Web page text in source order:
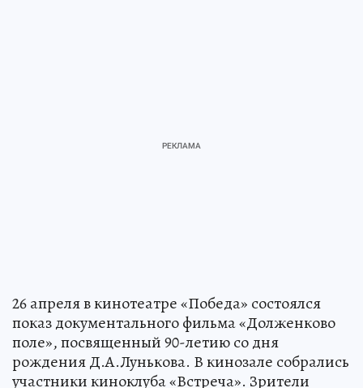
26 апреля в кинотеатре «Победа» состоялся
показ документального фильма «Долженково
поле», посвященный 90-летию со дня
рождения Д.А.Лунькова. В кинозале собрались
участники киноклуба «Встреча». Зрители